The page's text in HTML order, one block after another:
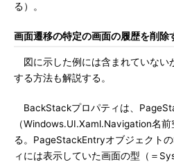
る）。
画面遷移の特定の画面の履歴を削除
図に示した例には含まれていない
する方法も解説する。
BackStackプロパティは、
（Windows.UI.Xaml.Navigation名
る。PageStackEntryオブジェクト
ィには表示していた画面の型（＝